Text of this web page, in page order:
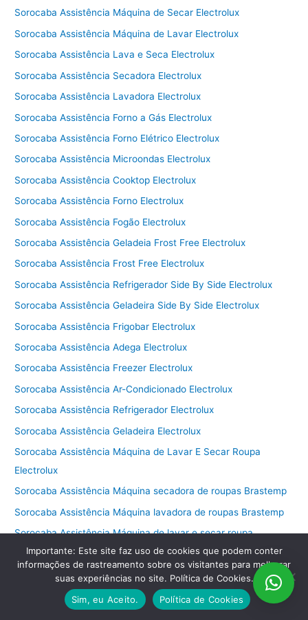
Sorocaba Assistência Máquina de Secar Electrolux
Sorocaba Assistência Máquina de Lavar Electrolux
Sorocaba Assistência Lava e Seca Electrolux
Sorocaba Assistência Secadora Electrolux
Sorocaba Assistência Lavadora Electrolux
Sorocaba Assistência Forno a Gás Electrolux
Sorocaba Assistência Forno Elétrico Electrolux
Sorocaba Assistência Microondas Electrolux
Sorocaba Assistência Cooktop Electrolux
Sorocaba Assistência Forno Electrolux
Sorocaba Assistência Fogão Electrolux
Sorocaba Assistência Geladeia Frost Free Electrolux
Sorocaba Assistência Frost Free Electrolux
Sorocaba Assistência Refrigerador Side By Side Electrolux
Sorocaba Assistência Geladeira Side By Side Electrolux
Sorocaba Assistência Frigobar Electrolux
Sorocaba Assistência Adega Electrolux
Sorocaba Assistência Freezer Electrolux
Sorocaba Assistência Ar-Condicionado Electrolux
Sorocaba Assistência Refrigerador Electrolux
Sorocaba Assistência Geladeira Electrolux
Sorocaba Assistência Máquina de Lavar E Secar Roupa
Electrolux
Sorocaba Assistência Máquina secadora de roupas Brastemp
Sorocaba Assistência Máquina lavadora de roupas Brastemp
Sorocaba Assistência Máquina de lavar e secar roupa
Brastemp
Sorocaba Assistência Máquina de secar roupa Brastemp
Sorocaba Assistência Máquina de lavar roupa Brastemp
Importante: Este site faz uso de cookies que podem conter
informações de rastreamento sobre os visitantes para melhorar
suas experiências no site. Política de Cookies.
Sim, eu Aceito.
Política de Cookies